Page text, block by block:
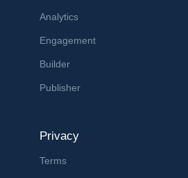
Analytics
Engagement
Builder
Publisher
Privacy
Terms